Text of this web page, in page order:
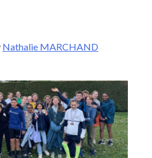
Nathalie MARCHAND